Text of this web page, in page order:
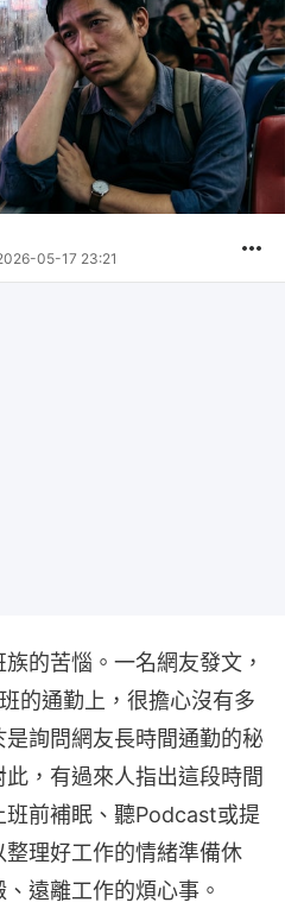
05-17 23:21
的苦惱。一名網友發文，
的通勤上，很擔心沒有多
詢問網友長時間通勤的秘
，有過來人指出這段時間
前補眠、聽Podcast或提
理好工作的情緒準備休
遠離工作的煩心事。